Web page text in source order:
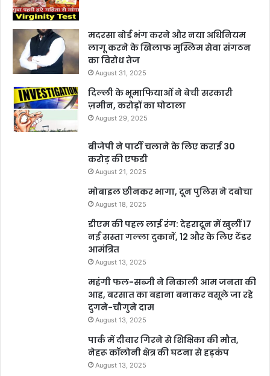
मदरसा बोर्ड भंग करने और नया अधिनियम
लागू करने के खिलाफ मुस्लिम सेवा संगठन
का विरोध तेज
August 31, 2025
दिल्ली के भूमाफियाओं ने बेची सरकारी
ज़मीन, करोड़ों का घोटाला
August 29, 2025
बीजेपी ने पार्टी चलाने के लिए कराई 30
करोड़ की एफडी
August 21, 2025
मोबाइल छीनकर भागा, दून पुलिस ने दबोचा
August 18, 2025
डीएम की पहल लाई रंग: देहरादून में खुलीं 17
नई सस्ता गल्ला दुकानें, 12 और के लिए टेंडर
आमंत्रित
August 13, 2025
महंगी फल-सब्जी ने निकाली आम जनता की
आह, बरसात का बहाना बनाकर वसूले जा रहे
दुगने-चौगुने दाम
August 13, 2025
पार्क में दीवार गिरने से शिक्षिका की मौत,
नेहरू कॉलोनी क्षेत्र की घटना से हड़कंप
August 13, 2025